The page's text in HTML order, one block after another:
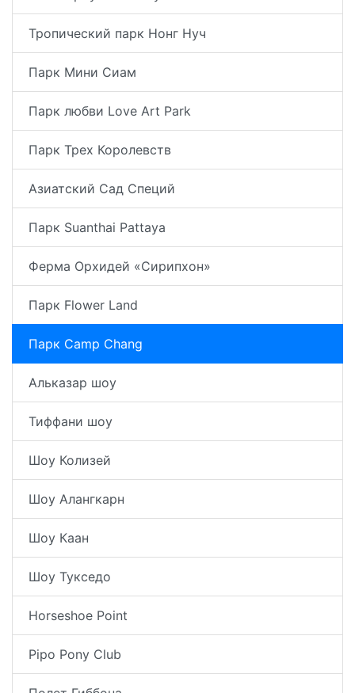
Тропический парк Нонг Нуч
Парк Мини Сиам
Парк любви Love Art Park
Парк Трех Королевств
Азиатский Сад Специй
Парк Suanthai Pattaya
Ферма Орхидей «Сирипхон»
Парк Flower Land
Парк Camp Chang
Альказар шоу
Тиффани шоу
Шоу Колизей
Шоу Алангкарн
Шоу Каан
Шоу Тукседо
Horseshoe Point
Pipo Pony Club